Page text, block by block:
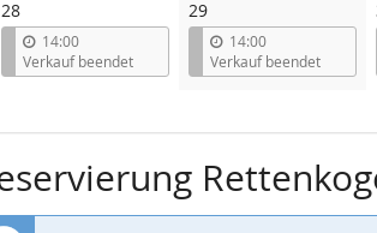
28
14:00
Verkauf beendet
29
14:00
Verkauf beendet